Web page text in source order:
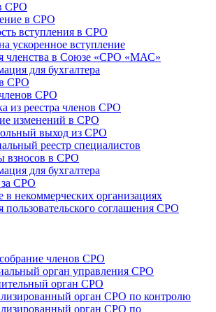
СРО
в СРО
вступления в СРО
ускоренное вступление
членства в Союзе «СРО «МАС»
для бухгалтера
СРО
СРО
из реестра членов СРО
изменений в СРО
выход из СРО
реестр специалистов
взносов в СРО
для бухгалтера
за СРО
в некоммерческих организациях
пользовательского соглашения СРО
членов СРО
орган управления СРО
орган СРО
орган СРО по контролю
орган СРО по